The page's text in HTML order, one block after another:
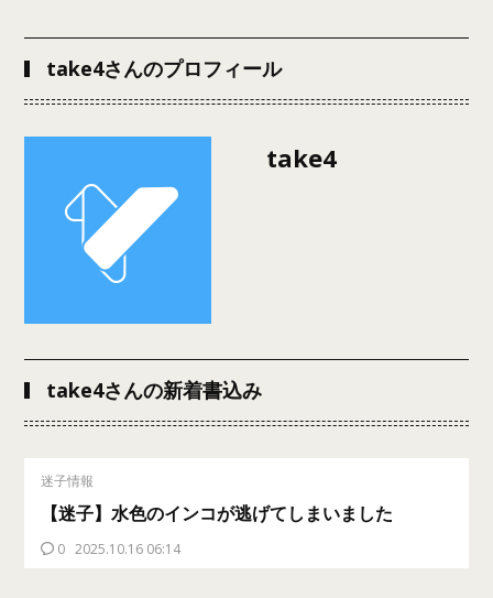
take4さんのプロフィール
take4
take4さんの新着書込み
迷子情報
【迷子】水色のインコが逃げてしまいました
0 2025.10.16 06:14